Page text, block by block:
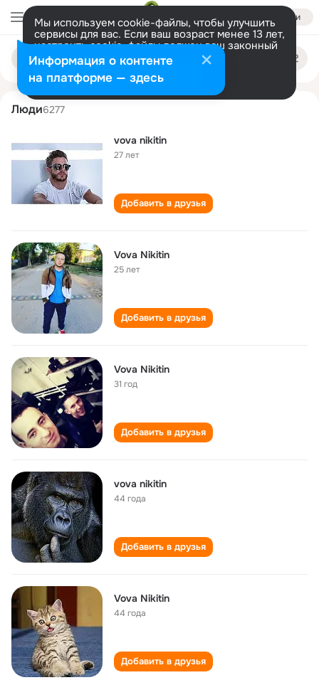
Войти
Мы используем cookie-файлы, чтобы улучшить
сервисы для вас. Если ваш возраст менее 13 лет,
настроить cookie-файлы должен ваш законный
представитель. Больше информации
Разрешить все Настроить
Поиск
людям
vova nikitin
Люди6277
vova nikitin
27 лет
Добавить в друзья
Vova Nikitin
25 лет
Добавить в друзья
Vova Nikitin
31 год
Добавить в друзья
vova nikitin
44 года
Добавить в друзья
Vova Nikitin
44 года
Добавить в друзья
Информация о контенте
на платформе — здесь